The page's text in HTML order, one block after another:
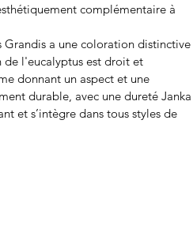
complémentaire à
Grandis a une coloration distinctive
de l'eucalyptus est droit et
donnant un aspect et une
durable, avec une dureté Janka
et s’intègre dans tous styles de